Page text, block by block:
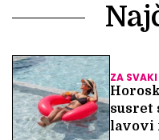
ZA
susret
lavovi